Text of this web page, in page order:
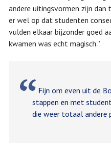
andere uitingsvormen zijn dan
er wel op dat studenten
vulden elkaar bijzonder goed
kwamen was echt magisch.”
Fijn om even uit de
stappen en met
die weer totaal andere